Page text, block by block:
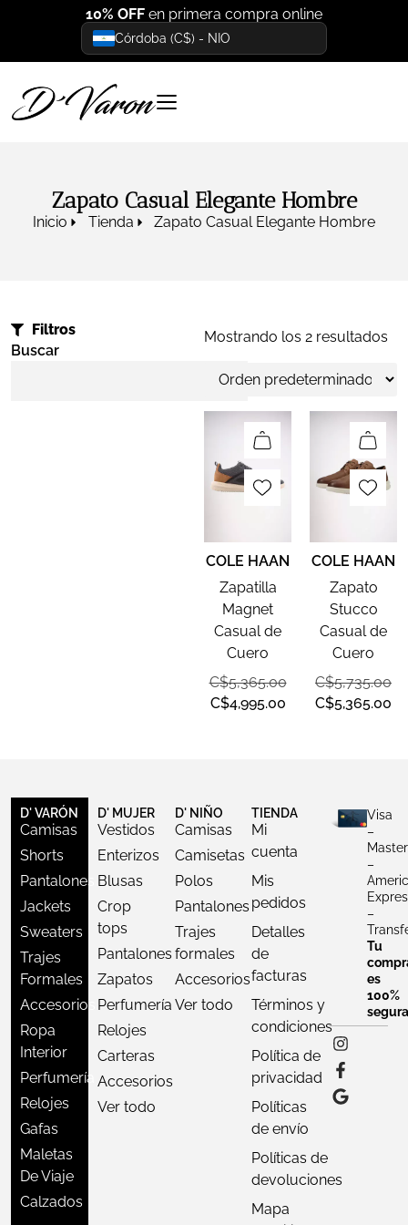
10% OFF en primera compra online
Córdoba (C$) - NIO
Zapato Casual Elegante Hombre
Inicio Tienda Zapato Casual Elegante Hombre
Filtros
Buscar
Mostrando los 2 resultados
COLE HAAN
Zapatilla
Magnet
Casual de
Cuero
C$5,365.00
C$4,995.00
COLE HAAN
Zapato
Stucco
Casual de
Cuero
C$5,735.00
C$5,365.00
D' VARÓN
Camisas
Shorts
Pantalones
Jackets
Sweaters
Trajes
Formales
Accesorios
Ropa
Interior
Perfumería
Relojes
Gafas
Maletas
De Viaje
Calzados
D' MUJER
Vestidos
Enterizos
Blusas
Crop
tops
Pantalones
Zapatos
Perfumería
Relojes
Carteras
Accesorios
Ver todo
D' NIÑO
Camisas
Camisetas
Polos
Pantalones
Trajes
formales
Accesorios
Ver todo
TIENDA
Mi
cuenta
Mis
pedidos
Detalles
de
facturas
Términos y
condiciones
Política de
privacidad
Políticas
de envío
Políticas de
devoluciones
Mapa
Visa
–
–
–
Tu
es
100%
segura